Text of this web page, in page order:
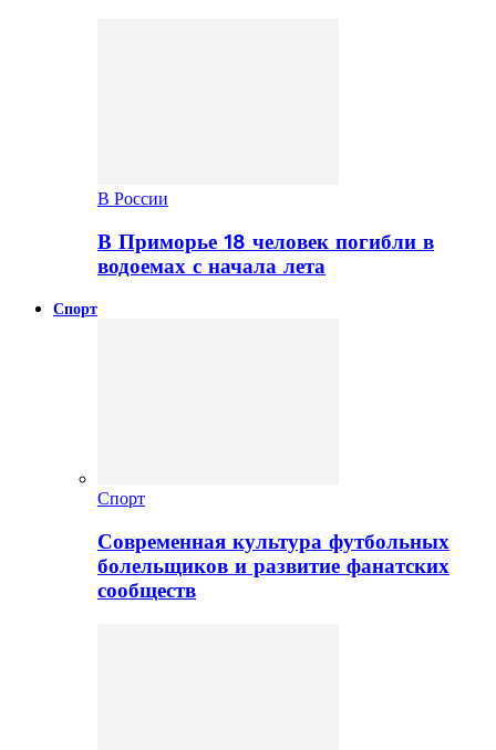
В России
В Приморье 18 человек погибли в
водоемах с начала лета
Спорт
Спорт
Современная культура футбольных
болельщиков и развитие фанатских
сообществ